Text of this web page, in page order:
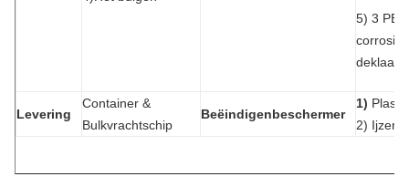
5) 3 PE,
deklaag
Levering
Container &
Bulkvrachtschip
Beëindigenbeschermer
1)
2)